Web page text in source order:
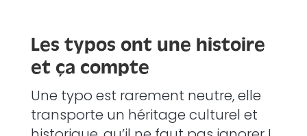
Les typos ont une histoire
et ça compte
Une typo est rarement neutre, elle
transporte un héritage culturel et